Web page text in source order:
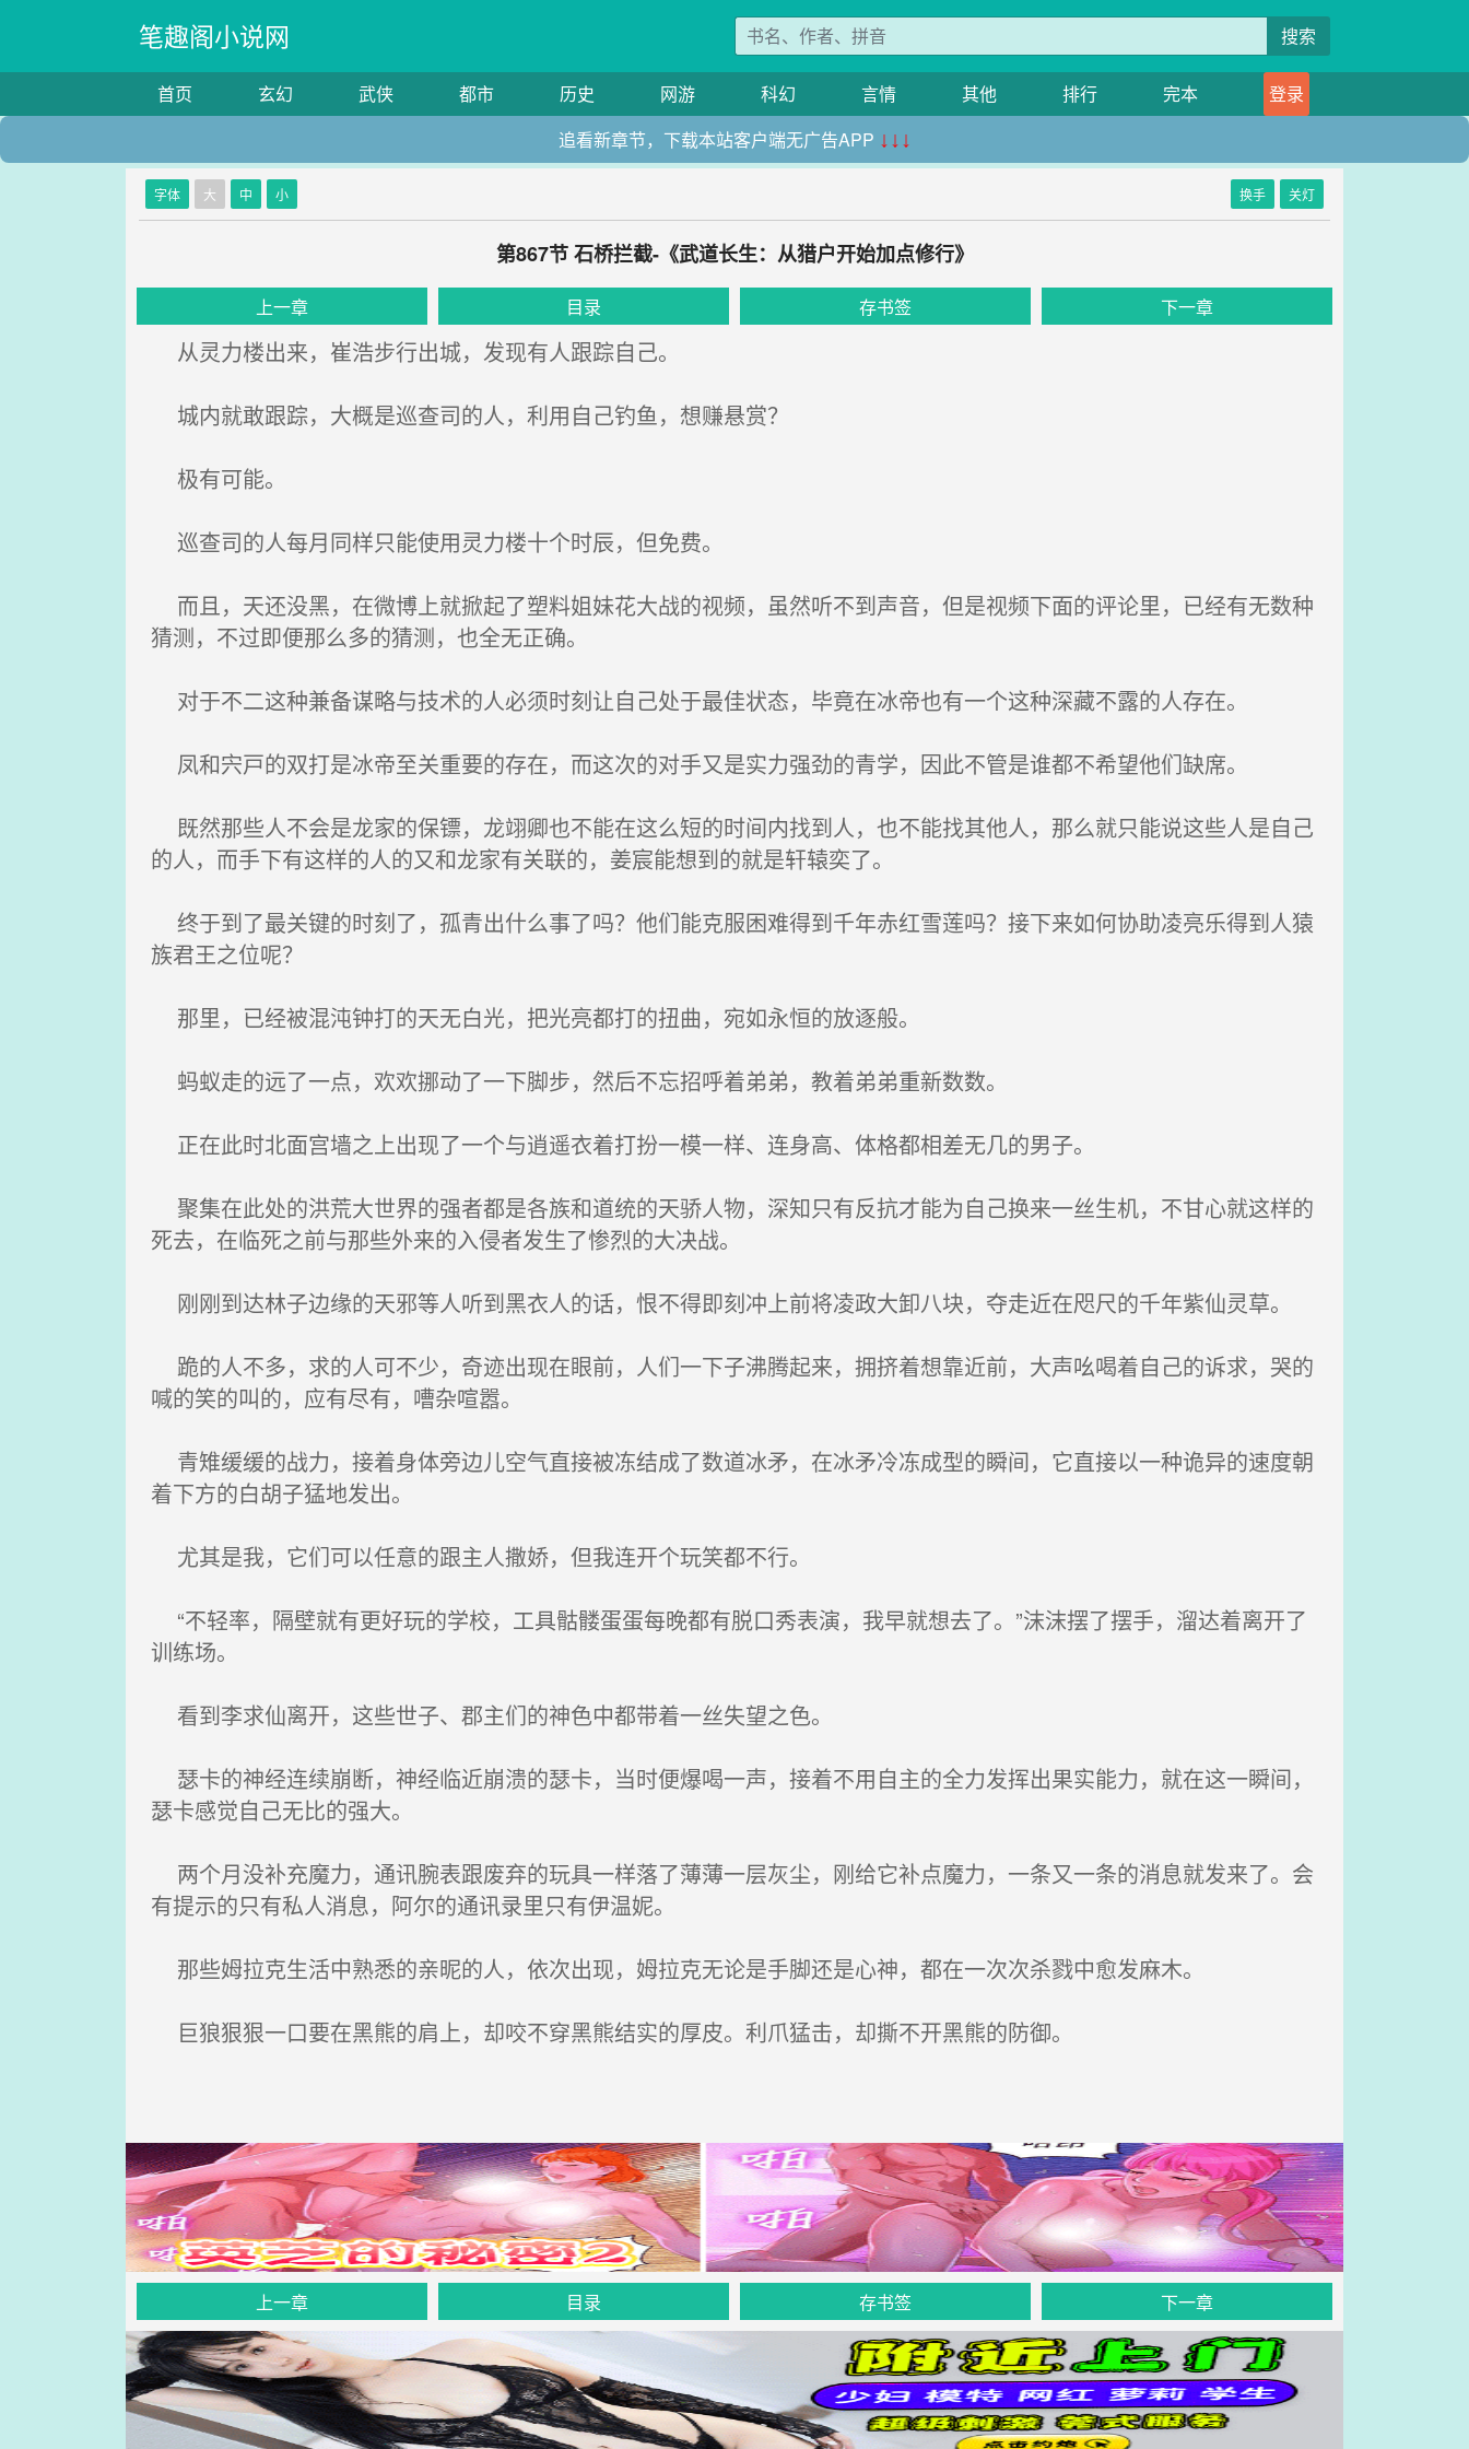
笔趣阁小说网 搜索
首页 玄幻 武侠 都市 历史 网游 科幻 言情 其他 排行 完本
登录
追看新章节，下载本站客户端无广告APP ↓↓↓
字体 大 中 小 换手 关灯
第867节 石桥拦截-《武道长生：从猎户开始加点修行》
上一章 目录 存书签 下一章
从灵力楼出来，崔浩步行出城，发现有人跟踪自己。
城内就敢跟踪，大概是巡查司的人，利用自己钓鱼，想赚悬赏？
极有可能。
巡查司的人每月同样只能使用灵力楼十个时辰，但免费。
而且，天还没黑，在微博上就掀起了塑料姐妹花大战的视频，虽然听不到声音，但是视频下面的评论里，已经有无数种
猜测，不过即便那么多的猜测，也全无正确。
对于不二这种兼备谋略与技术的人必须时刻让自己处于最佳状态，毕竟在冰帝也有一个这种深藏不露的人存在。
凤和宍戸的双打是冰帝至关重要的存在，而这次的对手又是实力强劲的青学，因此不管是谁都不希望他们缺席。
既然那些人不会是龙家的保镖，龙翊卿也不能在这么短的时间内找到人，也不能找其他人，那么就只能说这些人是自己
的人，而手下有这样的人的又和龙家有关联的，姜宸能想到的就是轩辕奕了。
终于到了最关键的时刻了，孤青出什么事了吗？他们能克服困难得到千年赤红雪莲吗？接下来如何协助凌亮乐得到人猿
族君王之位呢？
那里，已经被混沌钟打的天无白光，把光亮都打的扭曲，宛如永恒的放逐般。
蚂蚁走的远了一点，欢欢挪动了一下脚步，然后不忘招呼着弟弟，教着弟弟重新数数。
正在此时北面宫墙之上出现了一个与逍遥衣着打扮一模一样、连身高、体格都相差无几的男子。
聚集在此处的洪荒大世界的强者都是各族和道统的天骄人物，深知只有反抗才能为自己换来一丝生机，不甘心就这样的
死去，在临死之前与那些外来的入侵者发生了惨烈的大决战。
刚刚到达林子边缘的天邪等人听到黑衣人的话，恨不得即刻冲上前将凌政大卸八块，夺走近在咫尺的千年紫仙灵草。
跪的人不多，求的人可不少，奇迹出现在眼前，人们一下子沸腾起来，拥挤着想靠近前，大声吆喝着自己的诉求，哭的
喊的笑的叫的，应有尽有，嘈杂喧嚣。
青雉缓缓的战力，接着身体旁边儿空气直接被冻结成了数道冰矛，在冰矛冷冻成型的瞬间，它直接以一种诡异的速度朝
着下方的白胡子猛地发出。
尤其是我，它们可以任意的跟主人撒娇，但我连开个玩笑都不行。
“不轻率，隔壁就有更好玩的学校，工具骷髅蛋蛋每晚都有脱口秀表演，我早就想去了。”沫沫摆了摆手，溜达着离开了
训练场。
看到李求仙离开，这些世子、郡主们的神色中都带着一丝失望之色。
瑟卡的神经连续崩断，神经临近崩溃的瑟卡，当时便爆喝一声，接着不用自主的全力发挥出果实能力，就在这一瞬间，
瑟卡感觉自己无比的强大。
两个月没补充魔力，通讯腕表跟废弃的玩具一样落了薄薄一层灰尘，刚给它补点魔力，一条又一条的消息就发来了。会
有提示的只有私人消息，阿尔的通讯录里只有伊温妮。
那些姆拉克生活中熟悉的亲昵的人，依次出现，姆拉克无论是手脚还是心神，都在一次次杀戮中愈发麻木。
巨狼狠狠一口要在黑熊的肩上，却咬不穿黑熊结实的厚皮。利爪猛击，却撕不开黑熊的防御。
上一章 目录 存书签 下一章